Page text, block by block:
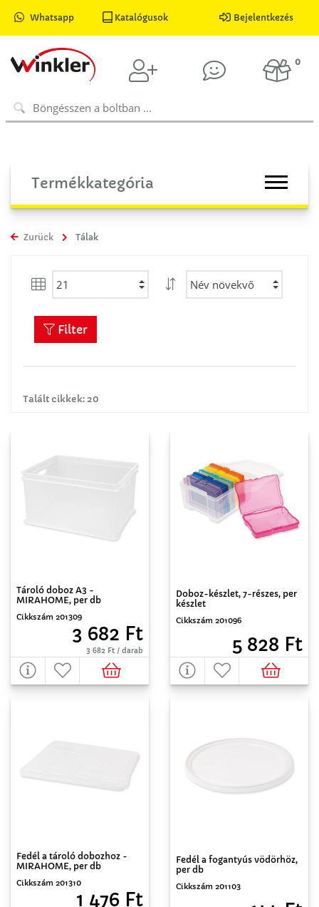
Whatsapp Katalógusok Bejelentkezés
0
Termékkategória
Zurück Tálak
Talált cikkek: 20
Filter
Tároló doboz A3 -
MIRAHOME, per db
Cikkszám 201309
3 682 Ft
3 682 Ft / darab
Doboz-készlet, 7-részes, per
készlet
Cikkszám 201096
5 828 Ft
Fedél a tároló dobozhoz -
MIRAHOME, per db
Cikkszám 201310
1 476 Ft
Fedél a fogantyús vödörhöz,
per db
Cikkszám 201103